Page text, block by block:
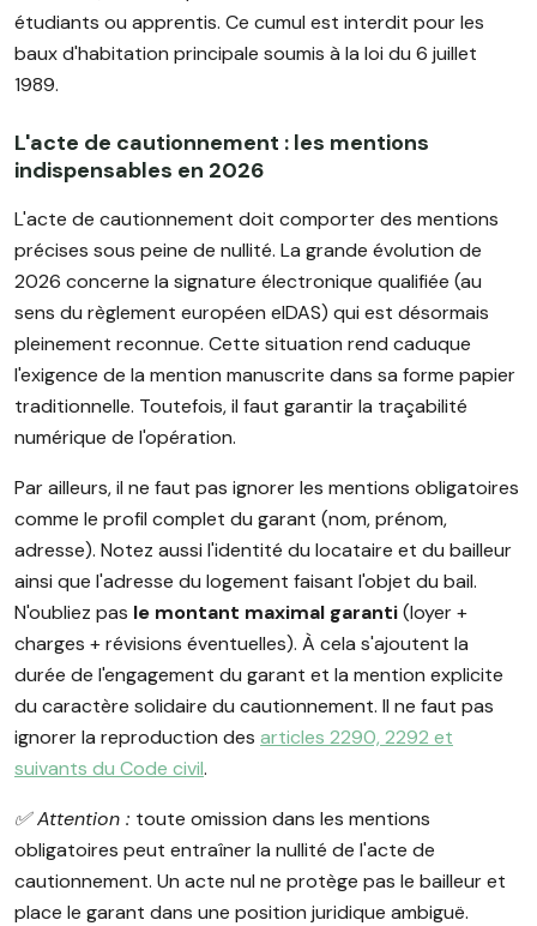
étudiants ou apprentis. Ce cumul est interdit pour les
baux d'habitation principale soumis à la loi du 6 juillet
1989.
L'acte de cautionnement : les mentions
indispensables en 2026
L'acte de cautionnement doit comporter des mentions
précises sous peine de nullité. La grande évolution de
2026 concerne la signature électronique qualifiée (au
sens du règlement européen eIDAS) qui est désormais
pleinement reconnue. Cette situation rend caduque
l'exigence de la mention manuscrite dans sa forme papier
traditionnelle. Toutefois, il faut garantir la traçabilité
numérique de l'opération.
Par ailleurs, il ne faut pas ignorer les mentions obligatoires
comme le profil complet du garant (nom, prénom,
adresse). Notez aussi l'identité du locataire et du bailleur
ainsi que l'adresse du logement faisant l'objet du bail.
N'oubliez pas le montant maximal garanti(loyer +
charges + révisions éventuelles). À cela s'ajoutent la
durée de l'engagement du garant et la mention explicite
du caractère solidaire du cautionnement. Il ne faut pas
ignorer la reproduction des articles 2290, 2292 et
suivants du Code civil.
✅️ Attention : toute omission dans les mentions
obligatoires peut entraîner la nullité de l'acte de
cautionnement. Un acte nul ne protège pas le bailleur et
place le garant dans une position juridique ambiguë.